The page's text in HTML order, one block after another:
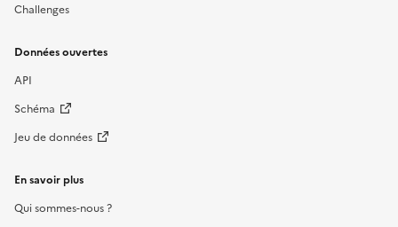
Challenges
Données ouvertes
API
Schéma
Jeu de données
En savoir plus
Qui sommes-nous ?